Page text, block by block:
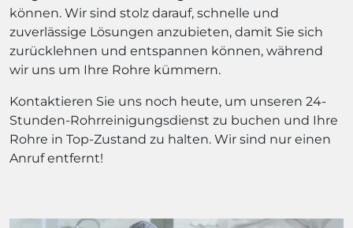
können. Wir sind stolz darauf, schnelle und
zuverlässige Lösungen anzubieten, damit Sie sich
zurücklehnen und entspannen können, während
wir uns um Ihre Rohre kümmern.
Kontaktieren Sie uns noch heute, um unseren 24-
Stunden-Rohrreinigungsdienst zu buchen und Ihre
Rohre in Top-Zustand zu halten. Wir sind nur einen
Anruf entfernt!